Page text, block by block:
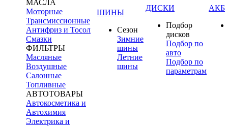
МАСЛА
Моторные
Трансмиссионные
Антифриз и Тосол
Смазки
ФИЛЬТРЫ
Масляные
Воздушные
Салонные
Топливные
АВТОТОВАРЫ
Автокосметика и
Автохимия
Электрика и
ШИНЫ
Сезон
Зимние
шины
Летние
шины
ДИСКИ
Подбор
дисков
Подбор по
авто
Подбор по
параметрам
АКБ